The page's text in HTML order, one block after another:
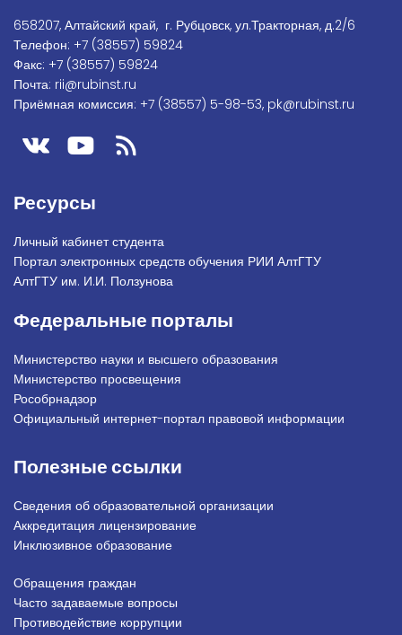
658207, Алтайский край, г. Рубцовск, ул.Тракторная, д.2/6
Телефон: +7 (38557) 59824
Факс: +7 (38557) 59824
Почта: rii@rubinst.ru
Приёмная комиссия: +7 (38557) 5-98-53, pk@rubinst.ru
Ресурсы
Личный кабинет студента
Портал электронных средств обучения РИИ АлтГТУ
АлтГТУ им. И.И. Ползунова
Федеральные порталы
Министерство науки и высшего образования
Министерство просвещения
Рособрнадзор
Официальный интернет-портал правовой информации
Полезные ссылки
Сведения об образовательной организации
Аккредитация лицензирование
Инклюзивное образование
Подвал_право
Обращения граждан
Часто задаваемые вопросы
Противодействие коррупции